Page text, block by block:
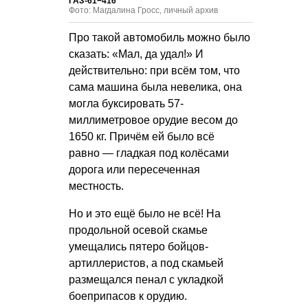
Фото: Магдалина Гросс, личный архив
Про такой автомобиль можно было
сказать: «Мал, да удал!» И
действительно: при всём том, что
сама машина была невелика, она
могла буксировать 57-
миллиметровое орудие весом до
1650 кг. Причём ей было всё
равно — гладкая под колёсами
дорога или пересеченная
местность.
Но и это ещё было не всё! На
продольной осевой скамье
умещались пятеро бойцов-
артиллеристов, а под скамьей
размещался пенал с укладкой
боеприпасов к орудию.